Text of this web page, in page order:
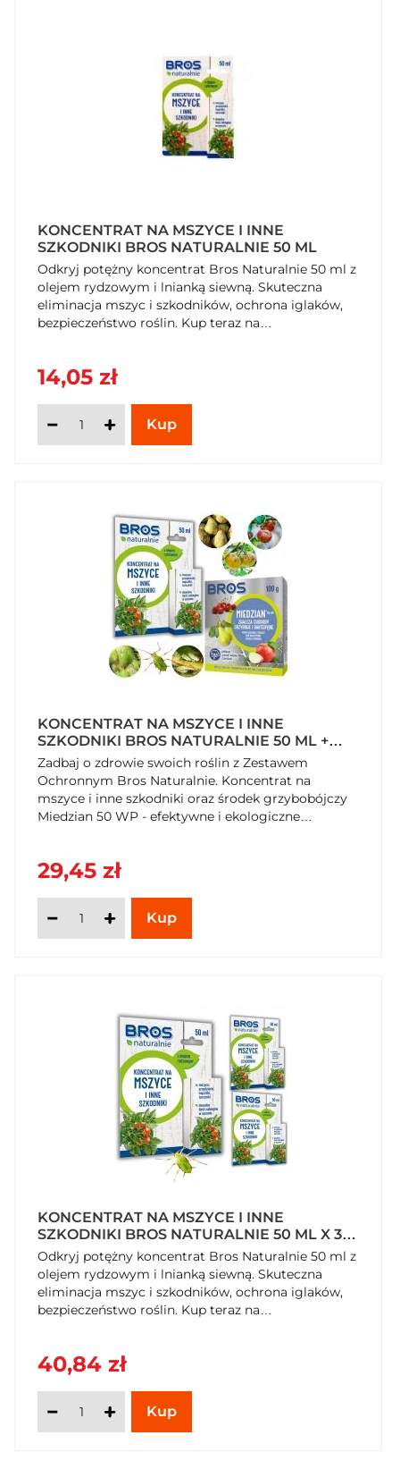
KONCENTRAT NA MSZYCE I INNE
SZKODNIKI BROS NATURALNIE 50 ML
Odkryj potężny koncentrat Bros Naturalnie 50 ml z
olejem rydzowym i lnianką siewną. Skuteczna
eliminacja mszyc i szkodników, ochrona iglaków,
bezpieczeństwo roślin. Kup teraz na
14,05 zł
KONCENTRAT NA MSZYCE I INNE
SZKODNIKI BROS NATURALNIE 50 ML +
ŚRODEK GRZYBOBÓJCZY MIEDZIAN 50
WP BROS 100 G
Zadbaj o zdrowie swoich roślin z Zestawem
Ochronnym Bros Naturalnie. Koncentrat na
mszyce i inne szkodniki oraz środek grzybobójczy
Miedzian 50 WP - efektywne i ekologiczne
29,45 zł
KONCENTRAT NA MSZYCE I INNE
SZKODNIKI BROS NATURALNIE 50 ML X 3
OPAKOWANIA
Odkryj potężny koncentrat Bros Naturalnie 50 ml z
olejem rydzowym i lnianką siewną. Skuteczna
eliminacja mszyc i szkodników, ochrona iglaków,
bezpieczeństwo roślin. Kup teraz na
40,84 zł